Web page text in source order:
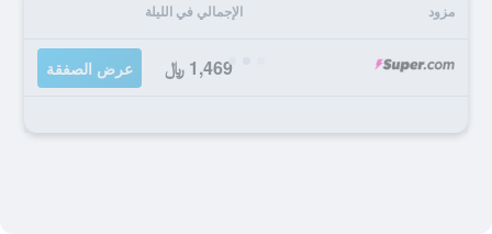
مزود الإجمالي في الليلة
1,469 ﷼ عرض الصفقة